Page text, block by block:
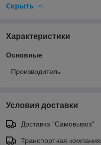
Скрыть
Характеристики
Основные
Производитель
Условия доставки
Доставка "Самовывоз"
Транспортная